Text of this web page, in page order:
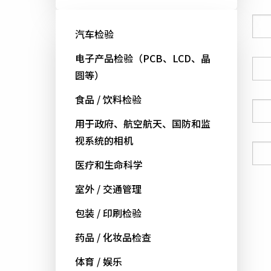
汽车检验
电子产品检验（PCB、LCD、晶
圆等）
食品 / 饮料检验
用于政府、航空航天、国防和监
视系统的相机
医疗和生命科学
室外 / 交通管理
包装 / 印刷检验
药品 / 化妆品检查
体育 / 娱乐
国家